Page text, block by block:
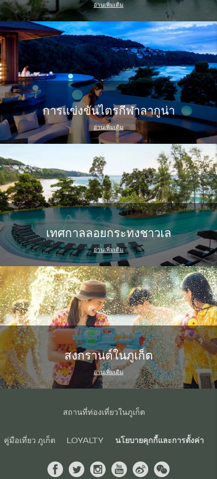
อ่านเพิ่มเติม
การแข่งขันไตรกีฬาลากูน่า
อ่านเพิ่มเติม
เทศกาลลอยกระทงชาวเล
อ่านเพิ่มเติม
สงกรานต์ในภูเก็ต
อ่านเพิ่มเติม
สถานที่ท่องเที่ยวในภูเก็ต
คู่มือเที่ยว ภูเก็ต LOYALTY นโยบายคุกกี้และการตั้งค่า